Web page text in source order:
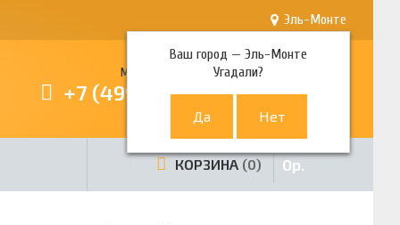
Эль-Монте
Ваш город —Эль-Монте
Угадали?
Многоканальный телефон
+7 (499) 380-80-80
КОРЗИНА 0 0р.